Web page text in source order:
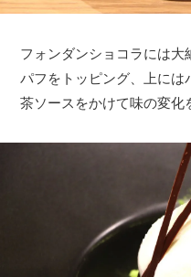
フォンダンショコラには大
パフをトッピング、上には
茶ソースをかけて味の変化